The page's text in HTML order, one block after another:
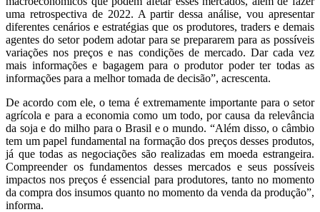
uma retrospectiva de 2022. A partir dessa análise, vou apresentar
diferentes cenários e estratégias que os produtores, traders e demais
agentes do setor podem adotar para se prepararem para as possíveis
variações nos preços e nas condições de mercado. Dar cada vez
mais informações e bagagem para o produtor poder ter todas as
informações para a melhor tomada de decisão”, acrescenta.
De acordo com ele, o tema é extremamente importante para o setor
agrícola e para a economia como um todo, por causa da relevância
da soja e do milho para o Brasil e o mundo. “Além disso, o câmbio
tem um papel fundamental na formação dos preços desses produtos,
já que todas as negociações são realizadas em moeda estrangeira.
Compreender os fundamentos desses mercados e seus possíveis
impactos nos preços é essencial para produtores, tanto no momento
da compra dos insumos quanto no momento da venda da produção”,
informa.